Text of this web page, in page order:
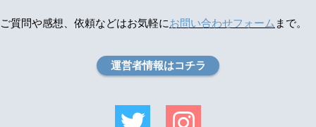
ご質問や感想、依頼などはお気軽にお問い合わせフォーム まで。
運営者情報はコチラ